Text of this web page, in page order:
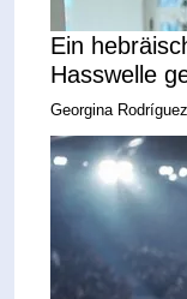
Ein
Hasswelle
Georgina